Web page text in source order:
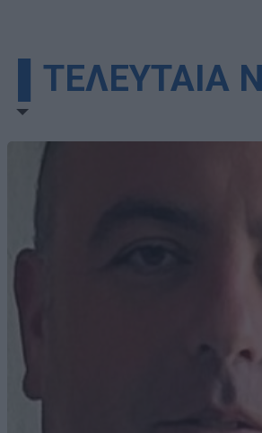
▌ΤΕΛΕΥΤΑΙΑ